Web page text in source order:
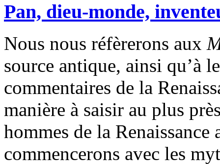
Pan, dieu-monde,
Nous nous réfèrerons aux
source antique, ainsi qu’à
commentaires de la
manière à saisir au plus
hommes de la
commencerons avec les